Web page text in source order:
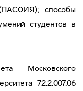
cпособы
студентов в
Московского
72.2.007.06